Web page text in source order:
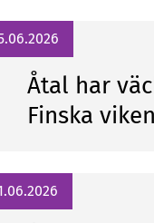
Åtal har
Finska